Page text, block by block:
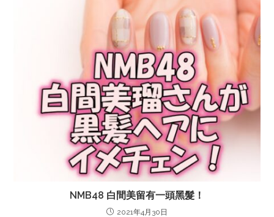
NMB48 白間美留有一頭黑髮！
2021年4月30日